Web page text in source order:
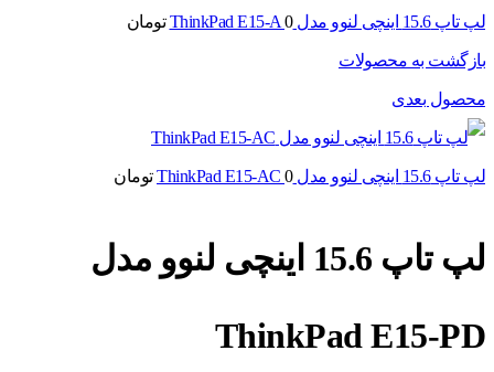
لپ تاپ 15.6 اینچی لنوو مدل ThinkPad E15-A 0 تومان
بازگشت به محصولات
محصول بعدی
لپ تاپ 15.6 اینچی لنوو مدل ThinkPad E15-AC 0 تومان
لپ تاپ 15.6 اینچی لنوو مدل
ThinkPad E15-PD